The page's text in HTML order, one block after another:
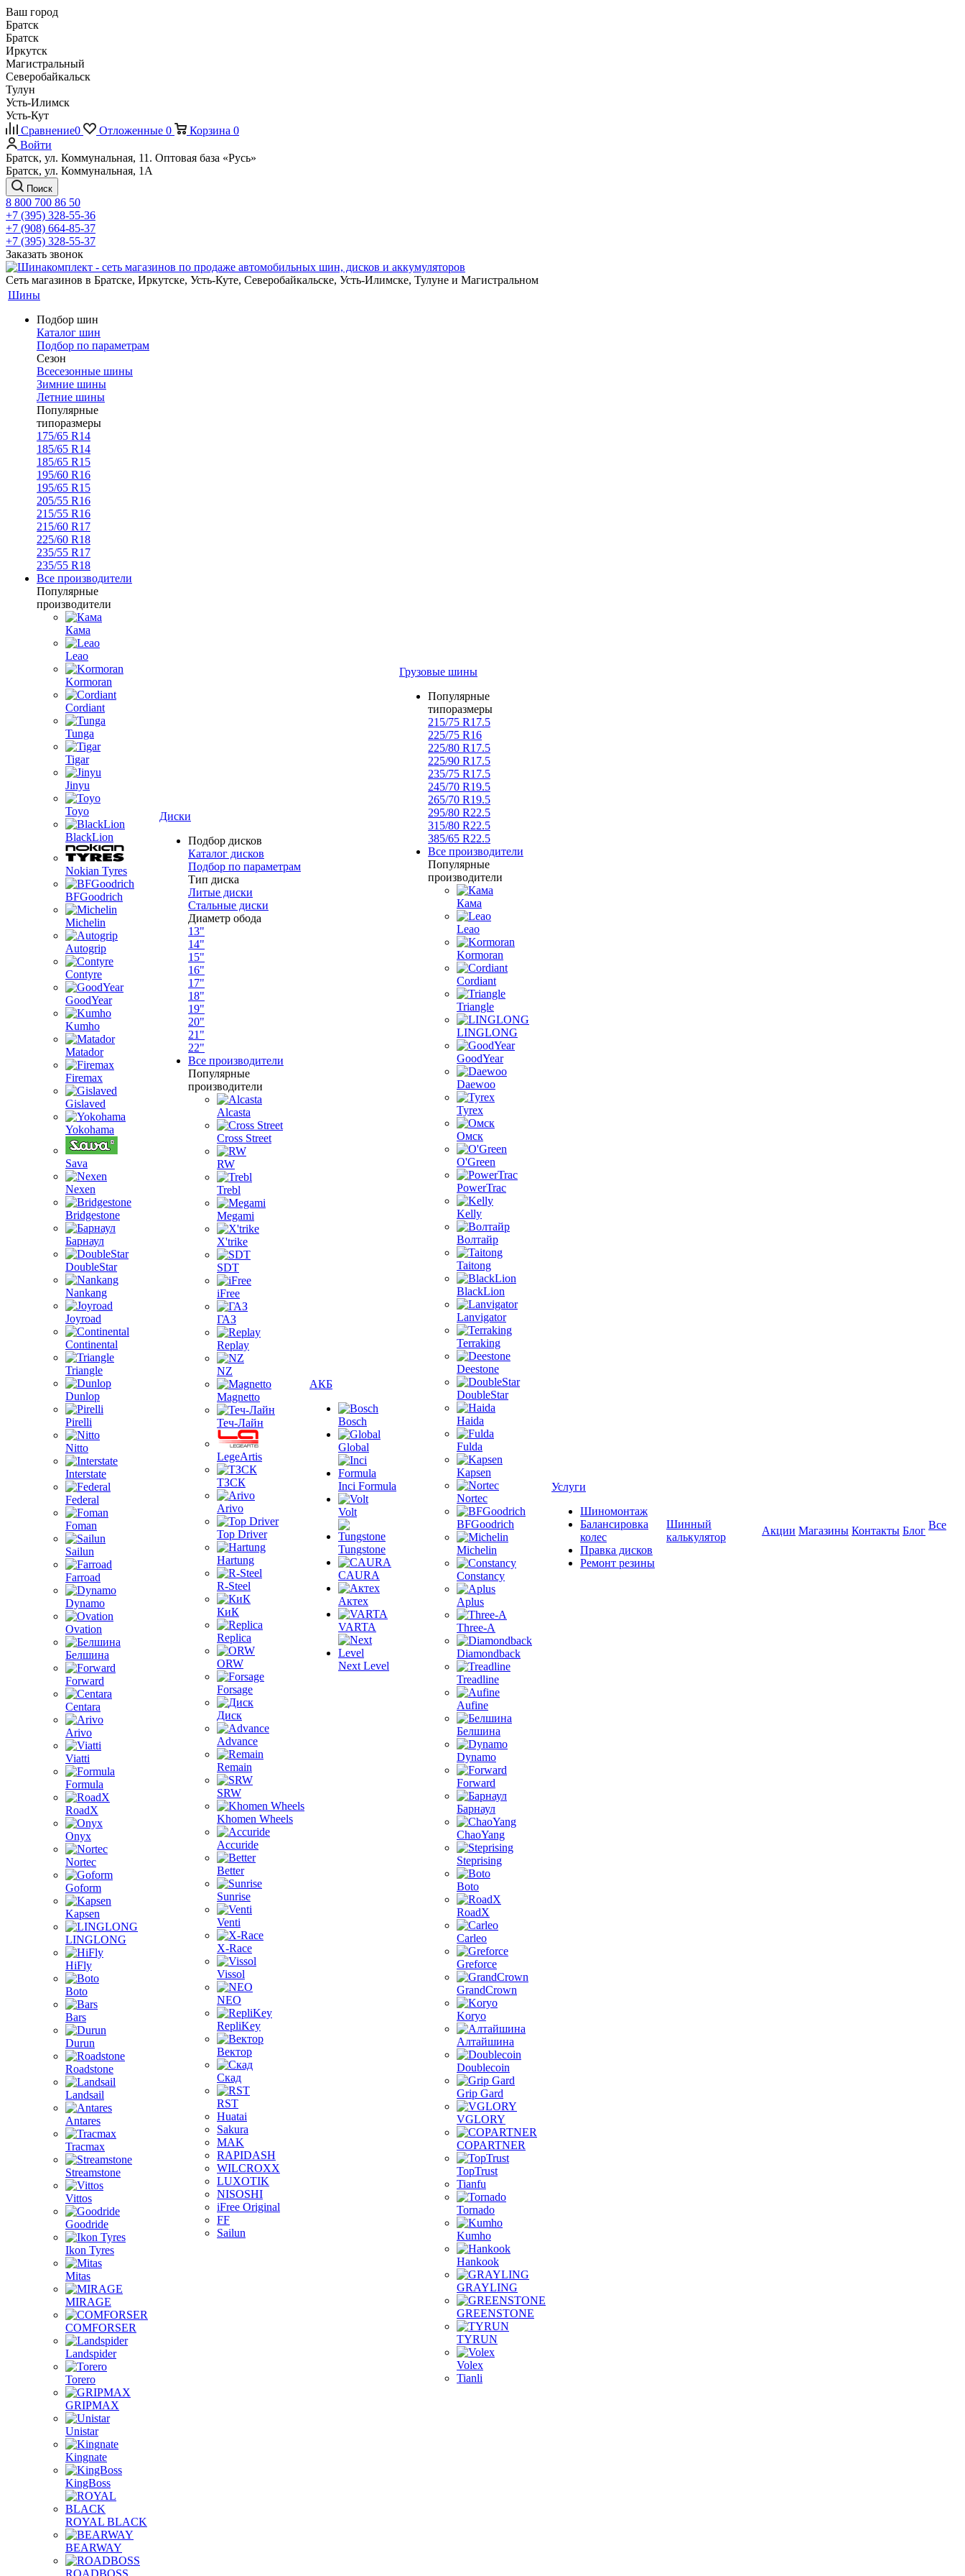
Ваш город
Братск
Братск
Иркутск
Магистральный
Северобайкальск
Тулун
Усть-Илимск
Усть-Кут
Сравнение0 Отложенные 0 Корзина 0
Войти
Братск, ул. Коммунальная, 11. Оптовая база «Русь»
Братск, ул. Коммунальная, 1А
Поиск
8 800 700 86 50
+7 (395) 328-55-36
+7 (908) 664-85-37
+7 (395) 328-55-37
Заказать звонок
Сеть магазинов в Братске, Иркутске, Усть-Куте, Северобайкальске, Усть-Илимске, Тулуне и Магистральном
Шины
Подбор шин
Каталог шин
Подбор по параметрам
Сезон
Всесезонные шины
Зимние шины
Летние шины
Популярные
типоразмеры
175/65 R14
185/65 R14
185/65 R15
195/60 R16
195/65 R15
205/55 R16
215/55 R16
215/60 R17
225/60 R18
235/55 R17
235/55 R18
Все производители
Популярные
производители
Кама
Leao
Kormoran
Cordiant
Tunga
Tigar
Jinyu
Toyo
BlackLion
Nokian Tyres
BFGoodrich
Michelin
Autogrip
Contyre
GoodYear
Kumho
Matador
Firemax
Gislaved
Yokohama
Sava
Nexen
Bridgestone
Барнаул
DoubleStar
Nankang
Joyroad
Continental
Triangle
Dunlop
Pirelli
Nitto
Interstate
Federal
Foman
Sailun
Farroad
Dynamo
Ovation
Белшина
Forward
Centara
Arivo
Viatti
Formula
RoadX
Onyx
Nortec
Goform
Kapsen
LINGLONG
HiFly
Boto
Bars
Durun
Roadstone
Landsail
Antares
Tracmax
Streamstone
Vittos
Goodride
Ikon Tyres
Mitas
MIRAGE
COMFORSER
Landspider
Torero
GRIPMAX
Unistar
Kingnate
KingBoss
ROYAL BLACK
BEARWAY
ROADBOSS
Диски
Подбор дисков
Каталог дисков
Подбор по параметрам
Тип диска
Литые диски
Стальные диски
Диаметр обода
13"
14"
15"
16"
17"
18"
19"
20"
21"
22"
Все производители
Популярные
производители
Alcasta
Cross Street
RW
Trebl
Megami
X'trike
SDT
iFree
ГАЗ
Replay
NZ
Magnetto
Теч-Лайн
LegeArtis
ТЗСК
Arivo
Top Driver
Hartung
R-Steel
КиК
Replica
ORW
Forsage
Диск
Advance
Remain
SRW
Khomen Wheels
Accuride
Better
Sunrise
Venti
X-Race
Vissol
NEO
RepliKey
Вектор
Скад
RST
Huatai
Sakura
MAK
RAPIDASH
WILCROXX
LUXOTIK
NISOSHI
iFree Original
FF
Sailun
АКБ
Bosch
Global
Inci Formula
Volt
Tungstone
CAURA
Актех
VARTA
Next Level
Грузовые шины
Популярные
типоразмеры
215/75 R17.5
225/75 R16
225/80 R17.5
225/90 R17.5
235/75 R17.5
245/70 R19.5
265/70 R19.5
295/80 R22.5
315/80 R22.5
385/65 R22.5
Все производители
Популярные
производители
Кама
Leao
Kormoran
Cordiant
Triangle
LINGLONG
GoodYear
Daewoo
Tyrex
Омск
O'Green
PowerTrac
Kelly
Волтайр
Taitong
BlackLion
Lanvigator
Terraking
Deestone
DoubleStar
Haida
Fulda
Kapsen
Nortec
BFGoodrich
Michelin
Constancy
Aplus
Three-A
Diamondback
Treadline
Aufine
Белшина
Dynamo
Forward
Барнаул
ChaoYang
Steprising
Boto
RoadX
Carleo
Greforce
GrandCrown
Koryo
Алтайшина
Doublecoin
Grip Gard
VGLORY
COPARTNER
TopTrust
Tianfu
Tornado
Kumho
Hankook
GRAYLING
GREENSTONE
TYRUN
Volex
Tianli
Услуги
Шиномонтаж
Балансировка
колес
Правка дисков
Ремонт резины
Шинный
калькулятор
Акции Магазины Контакты Блог Все